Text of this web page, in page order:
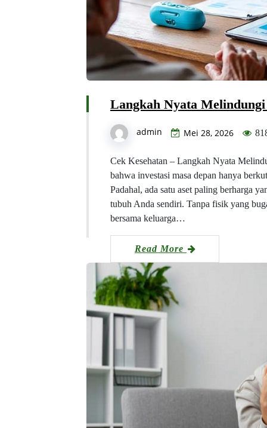
Langkah Nyata
admin Mei 28, 2026
Cek Kesehatan – Langkah Nyata
bahwa investasi masa depan hanya
Padahal, ada satu aset paling berharga
tubuh Anda sendiri. Tanpa fisik yang
bersama keluarga…
Read More